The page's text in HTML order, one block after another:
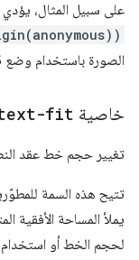
على سبيل المثال، يؤدي
الصورة باستخدام وضع CORS المجهول.
خاصية fit
تغيير حجم خط عقد
تتيح هذه السمة
يملأ المساحة الأفقية